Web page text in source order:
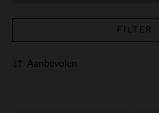
FILTER
Aanbevolen